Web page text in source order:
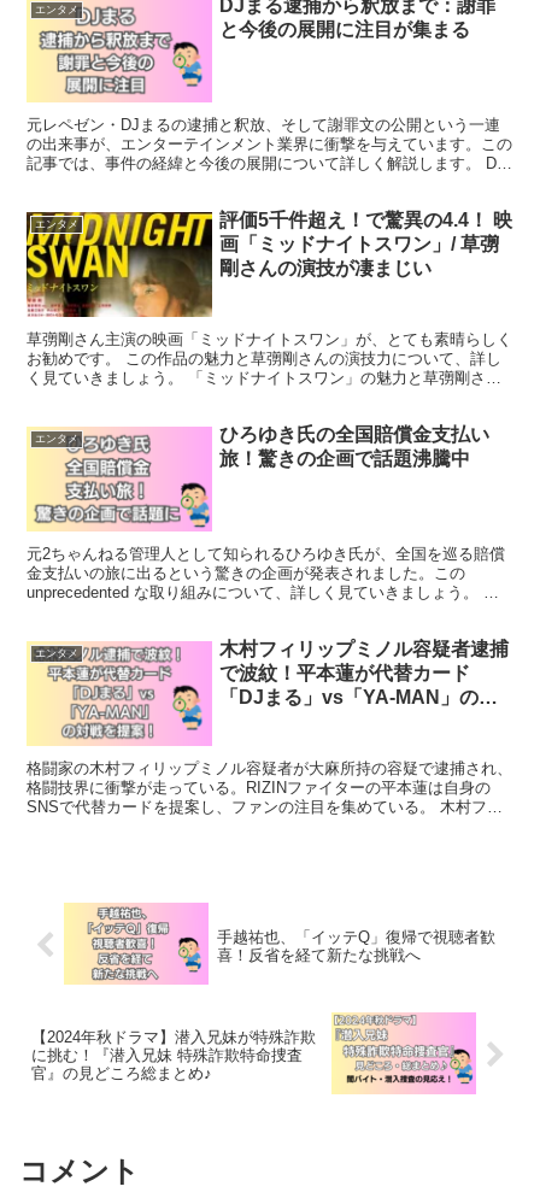
エンタメ
DJまる逮捕から釈放まで：謝罪
と今後の展開に注目が集まる
元レペゼン・DJまるの逮捕と釈放、そして謝罪文の公開という一連
の出来事が、エンターテインメント業界に衝撃を与えています。この
記事では、事件の経緯と今後の展開について詳しく解説します。 DJ
エンタメ
評価5千件超え！で驚異の4.4！ 映
画「ミッドナイトスワン」/ 草彅
剛さんの演技が凄まじい
草彅剛さん主演の映画「ミッドナイトスワン」が、とても素晴らしく
お勧めです。 この作品の魅力と草彅剛さんの演技力について、詳し
く見ていきましょう。 「ミッドナイトスワン」の魅力と草彅剛さん
エンタメ
ひろゆき氏の全国賠償金支払い
旅！驚きの企画で話題沸騰中
元2ちゃんねる管理人として知られるひろゆき氏が、全国を巡る賠償
金支払いの旅に出るという驚きの企画が発表されました。この
unprecedented な取り組みについて、詳しく見ていきましょう。 ひ
エンタメ
木村フィリップミノル容疑者逮捕
で波紋！平本蓮が代替カード
「DJまる」vs「YA-MAN」の対
格闘家の木村フィリップミノル容疑者が大麻所持の容疑で逮捕され、
格闘技界に衝撃が走っている。RIZINファイターの平本蓮は自身の
SNSで代替カードを提案し、ファンの注目を集めている。 木村フィ
手越祐也、「イッテQ」復帰で視聴者歓
喜！反省を経て新たな挑戦へ
【2024年秋ドラマ】潜入兄妹が特殊詐欺
に挑む！『潜入兄妹 特殊詐欺特命捜査
官』の見どころ総まとめ♪
コメント